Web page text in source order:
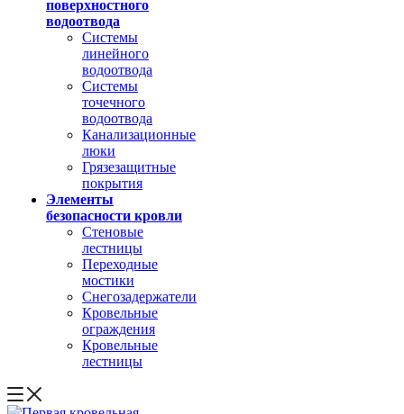
поверхностного
водоотвода
Системы
линейного
водоотвода
Системы
точечного
водоотвода
Канализационные
люки
Грязезащитные
покрытия
Элементы
безопасности кровли
Стеновые
лестницы
Переходные
мостики
Снегозадержатели
Кровельные
ограждения
Кровельные
лестницы